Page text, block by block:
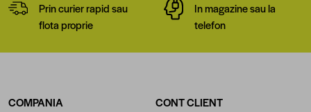
Prin curier rapid sau
flota proprie
In magazine sau la
telefon
COMPANIA
CONT CLIENT